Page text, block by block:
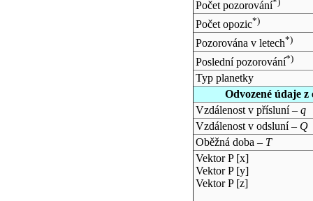
Počet pozorování
Počet opozic*)
Pozorována v letech*)
Poslední pozorování*)
Typ planetky
Odvozené údaje
Vzdálenost v přísluní – q
Vzdálenost v odsluní – Q
Oběžná doba – T
Vektor P [x]
Vektor P [y]
Vektor P [z]